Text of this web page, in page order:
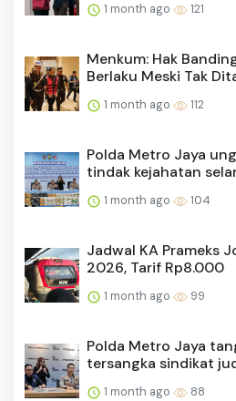
1 month ago 121
Menkum: Hak
Berlaku Meski Tak
1 month ago 112
Polda Metro Jaya
tindak kejahatan
1 month ago 104
Jadwal KA Prameks
2026, Tarif Rp8.000
1 month ago 99
Polda Metro Jaya
tersangka sindikat
1 month ago 88